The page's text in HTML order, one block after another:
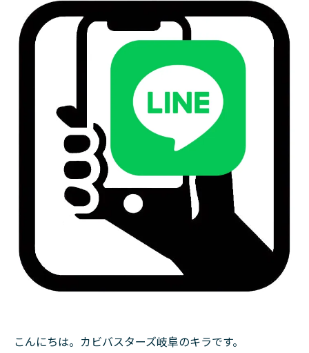
こんにちは。カビバスターズ岐阜のキラです。